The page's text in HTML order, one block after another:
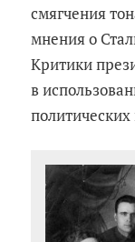
смягчения
мнения о
Критики
в
политических